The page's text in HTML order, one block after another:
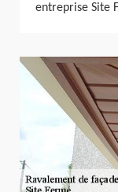
entreprise Site